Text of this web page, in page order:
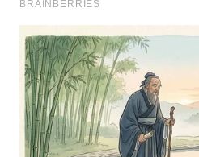
escolher mantas
calor e contato com
fogo com facilidade.
Outro cuidado é a
filtro descartável satura
gordura e poeira e faz o